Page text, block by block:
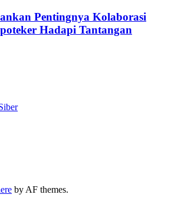
Pentingnya Kolaborasi
Hadapi Tantangan
by AF themes.